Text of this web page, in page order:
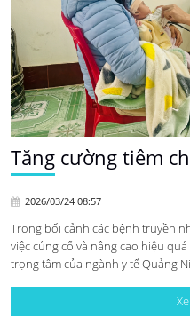
Tăng cường tiêm
2026/03/24 08:57
Trong bối cảnh các bệnh truyền
việc củng cố và nâng cao hiệu
trọng tâm của ngành y tế Quảng